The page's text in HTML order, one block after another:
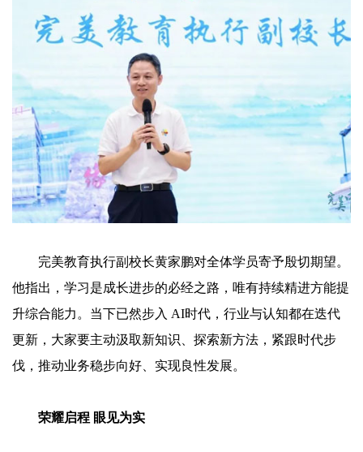
完美教育执行副校长黄家鹏对全体学员寄予殷切期望。
他指出，学习是成长进步的必经之路，唯有持续精进方能提
升综合能力。当下已然步入 AI时代，行业与认知都在迭代
更新，大家要主动汲取新知识、探索新方法，紧跟时代步
伐，推动业务稳步向好、实现良性发展。
荣耀启程 眼见为实